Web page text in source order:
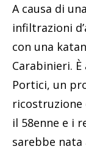
A causa di
infiltrazioni
con una
Carabinieri.
Portici, un
ricostruzione
il 58enne e i
sarebbe nata